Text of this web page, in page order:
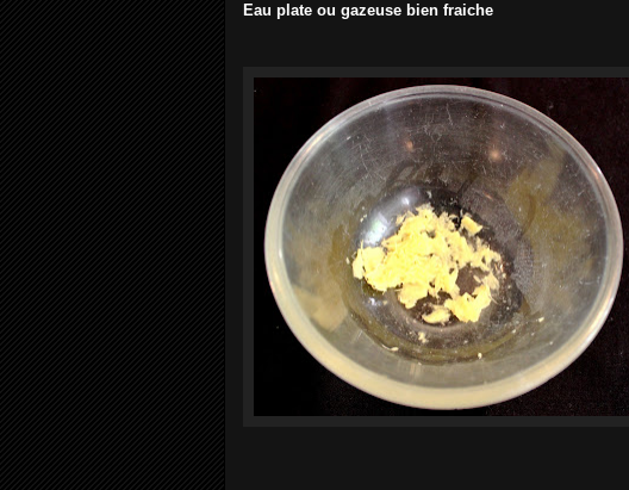
Eau plate ou gazeuse bien fraiche